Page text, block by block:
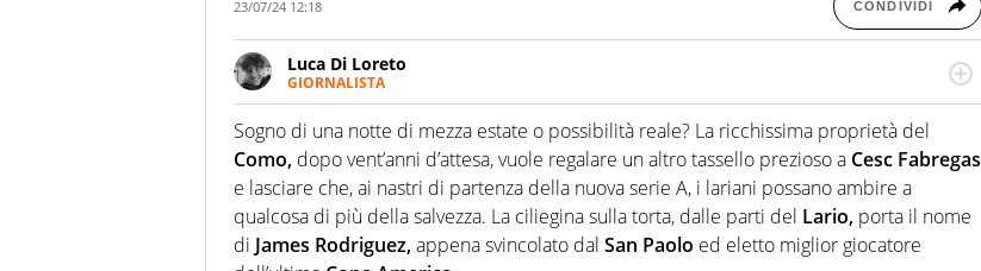
23/07/24 12:18 CONDIVIDI
Luca Di Loreto
GIORNALISTA
Giornalista pubblicista, appassionato di sport ma calcio e tennis restano un capitolo
ineguagliabile. Ho capito che il calcio è una cosa seria quando ho pianto nel giorno in
cui Del Piero ha smesso di giocare. Ho scoperto che dopo Federer e Nadal il tennis ha
vita ancora lunga quando un giovanissimo italiano fulvo di 19 anni - era il 2020 -
esultava a Sofia per la prima volta in carriera
Sogno di una notte di mezza estate o possibilità reale? La ricchissima proprietà del
Como, dopo vent’anni d’attesa, vuole regalare un altro tassello prezioso a Cesc Fabregas
e lasciare che, ai nastri di partenza della nuova serie A, i lariani possano ambire a
qualcosa di più della salvezza. La ciliegina sulla torta, dalle parti del Lario, porta il nome
di James Rodriguez,appena svincolato dal San Paolo ed eletto miglior giocatore